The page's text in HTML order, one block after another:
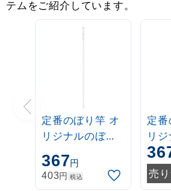
テムをご紹介しています。
定番のぼり竿 オ
リジナルのぼり
ポール 1.6～3m
伸縮式 白
(30537***)
367円
403円 税込
定
リ
ポー
伸
売